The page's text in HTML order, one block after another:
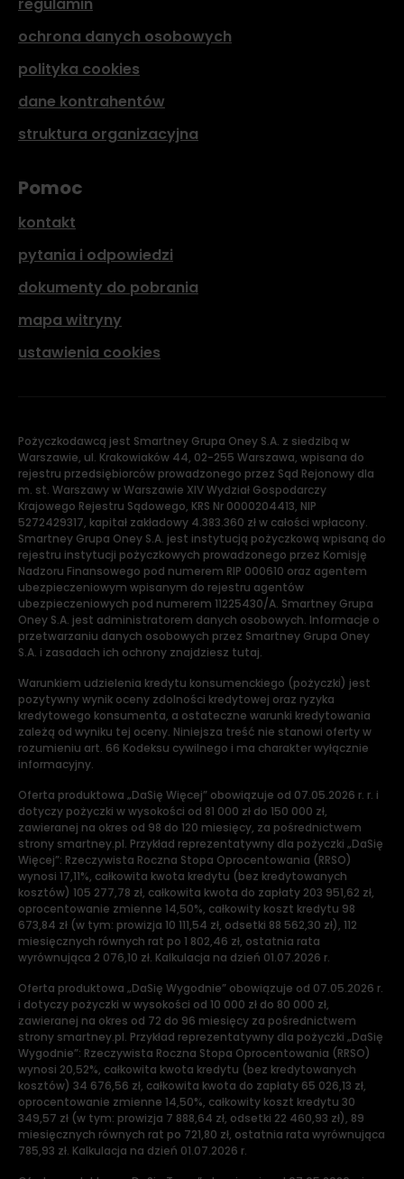
regulamin
ochrona danych osobowych
polityka cookies
dane kontrahentów
struktura organizacyjna
Pomoc
kontakt
pytania i odpowiedzi
dokumenty do pobrania
mapa witryny
ustawienia cookies
Pożyczkodawcą jest Smartney Grupa Oney S.A. z siedzibą w
Warszawie, ul. Krakowiaków 44, 02-255 Warszawa, wpisana do
rejestru przedsiębiorców prowadzonego przez Sąd Rejonowy dla
m. st. Warszawy w Warszawie XIV Wydział Gospodarczy
Krajowego Rejestru Sądowego, KRS Nr 0000204413, NIP
5272429317, kapitał zakładowy 4.383.360 zł w całości wpłacony.
Smartney Grupa Oney S.A. jest instytucją pożyczkową wpisaną do
rejestru instytucji pożyczkowych prowadzonego przez Komisję
Nadzoru Finansowego pod numerem RIP 000610 oraz agentem
ubezpieczeniowym wpisanym do rejestru agentów
ubezpieczeniowych pod numerem 11225430/A. Smartney Grupa
Oney S.A. jest administratorem danych osobowych. Informacje o
przetwarzaniu danych osobowych przez Smartney Grupa Oney
S.A. i zasadach ich ochrony znajdziesz tutaj.
Warunkiem udzielenia kredytu konsumenckiego (pożyczki) jest
pozytywny wynik oceny zdolności kredytowej oraz ryzyka
kredytowego konsumenta, a ostateczne warunki kredytowania
zależą od wyniku tej oceny. Niniejsza treść nie stanowi oferty w
rozumieniu art. 66 Kodeksu cywilnego i ma charakter wyłącznie
informacyjny.
Oferta produktowa „DaSię Więcej” obowiązuje od 07.05.2026 r. r. i
dotyczy pożyczki w wysokości od 81 000 zł do 150 000 zł,
zawieranej na okres od 98 do 120 miesięcy, za pośrednictwem
strony smartney.pl. Przykład reprezentatywny dla pożyczki „DaSię
Więcej”: Rzeczywista Roczna Stopa Oprocentowania (RRSO)
wynosi 17,11%, całkowita kwota kredytu (bez kredytowanych
kosztów) 105 277,78 zł, całkowita kwota do zapłaty 203 951,62 zł,
oprocentowanie zmienne 14,50%, całkowity koszt kredytu 98
673,84 zł (w tym: prowizja 10 111,54 zł, odsetki 88 562,30 zł), 112
miesięcznych równych rat po 1 802,46 zł, ostatnia rata
wyrównująca 2 076,10 zł. Kalkulacja na dzień 01.07.2026 r.
Oferta produktowa „DaSię Wygodnie” obowiązuje od 07.05.2026 r.
i dotyczy pożyczki w wysokości od 10 000 zł do 80 000 zł,
zawieranej na okres od 72 do 96 miesięcy za pośrednictwem
strony smartney.pl. Przykład reprezentatywny dla pożyczki „DaSię
Wygodnie”: Rzeczywista Roczna Stopa Oprocentowania (RRSO)
wynosi 20,52%, całkowita kwota kredytu (bez kredytowanych
kosztów) 34 676,56 zł, całkowita kwota do zapłaty 65 026,13 zł,
oprocentowanie zmienne 14,50%, całkowity koszt kredytu 30
349,57 zł (w tym: prowizja 7 888,64 zł, odsetki 22 460,93 zł), 89
miesięcznych równych rat po 721,80 zł, ostatnia rata wyrównująca
785,93 zł. Kalkulacja na dzień 01.07.2026 r.